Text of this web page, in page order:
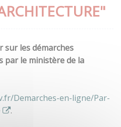
sur les démarches
par le ministère de la
Demarches-en-ligne/Par-
.